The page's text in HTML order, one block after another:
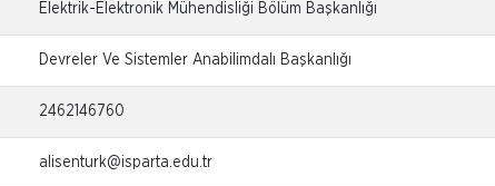
Elektrik-Elektronik Mühendisliği Bölüm Başkanlığı
Devreler Ve Sistemler Anabilimdalı Başkanlığı
2462146760
alisenturk@isparta.edu.tr